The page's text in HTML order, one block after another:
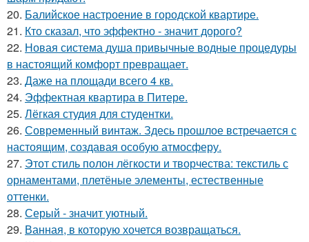
20. Балийское настроение в городской квартире.
21. Кто сказал, что эффектно - значит дорого?
22. Новая система душа привычные водные процедуры
в настоящий комфорт превращает.
23. Даже на площади всего 4 кв.
24. Эффектная квартира в Питере.
25. Лёгкая студия для студентки.
26. Современный винтаж. Здесь прошлое встречается с
настоящим, создавая особую атмосферу.
27. Этот стиль полон лёгкости и творчества: текстиль с
орнаментами, плетёные элементы, естественные
оттенки.
28. Серый - значит уютный.
29. Ванная, в которую хочется возвращаться.